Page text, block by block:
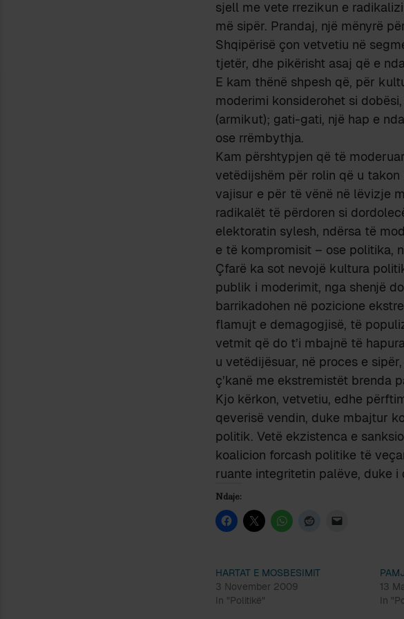
sjell me vete rrezikun e
më sipër. Prandaj, një mënyrë
Shqipërisë çon vetvetiu në
tjetër, dhe pikërisht asaj që e
E kam thënë shpesh që, për
moderimi konsiderohet si
(armikut); gati-gati, një hap e
ose rrëmbythja.
Kam përshtypjen që të
vetëdijshëm për rolin që u
vajisur e për të vënë në lëvizje
radikalët të përdoren si
elektoratin sylesh, ndërsa të
e të kompromisit – ose politika,
Çfarë ka sot nevojë kultura
publik i moderimit, nga shenjë
barrikadohen në pozicione
flamujt e demagogjisë, të
vetmit që do t’i mbajnë të
u vetëdijësuar, në proces e
ç’kanë me ekstremistët brenda
Kjo kërkon, vetvetiu, edhe
qeverisë vendin, duke mbajtur
politik. Vetë ekzistenca e
koalicion forcash politike të
ruante integritetin palëve, duke i
Ndaje:
HARTAT E MOSBESIMIT
3 November 2009
In "Politikë"
13
In